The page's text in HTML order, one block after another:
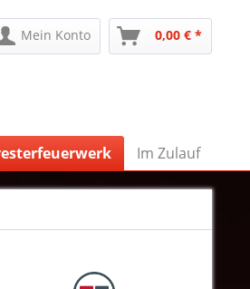
Mein Konto 0,00 € *
Im Zulauf